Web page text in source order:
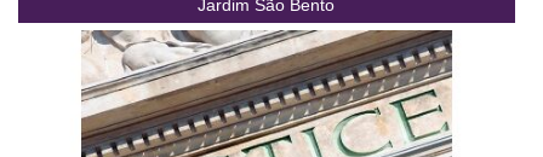
Jardim São Bento